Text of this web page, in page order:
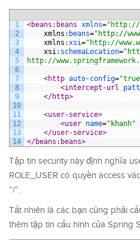
1
2
3
4
5
6
7
8
9
10
11
12
13
14
<beans:beans xmlns="http://
xmlns : beans="http://
xmlns : xsi="http://
xsi : schemaLocation=
http://
<http auto-config=
<intercept-url
</http>
<user-service>
<user name="khanh"
</user-service>
</beans:beans>
Tập tin security này định nghĩa
ROLE_USER có quyền access
“/”.
Tất nhiên là các bạn cũng phải
thêm tập tin cấu hình của Spring